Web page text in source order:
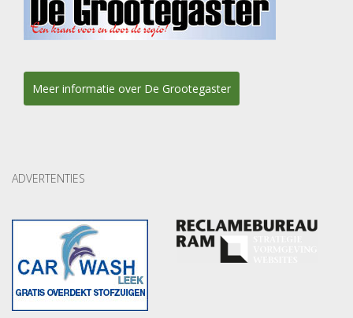
Meer informatie over De Grootegaster
ADVERTENTIES